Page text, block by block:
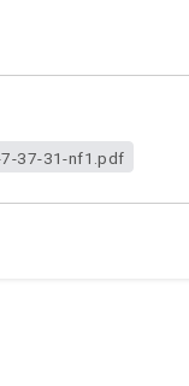
37-31-nf1.pdf